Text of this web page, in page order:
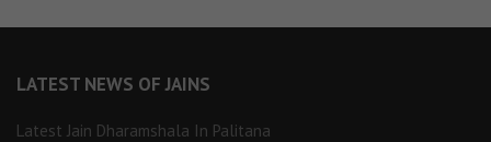
LATEST NEWS OF JAINS
Latest Jain Dharamshala In Palitana